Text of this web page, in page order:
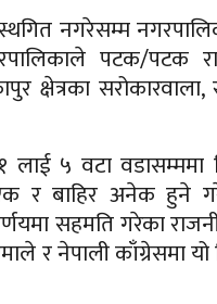
नगरेसम्म
पटक/पटक
क्षेत्रका
५ वटा वडासम्ममा
र बाहिर अनेक हुने
सहमति गरेका
र नेपाली काँग्रेसमा